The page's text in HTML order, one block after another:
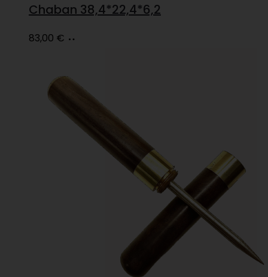
Chaban 38,4*22,4*6,2
83,00 €